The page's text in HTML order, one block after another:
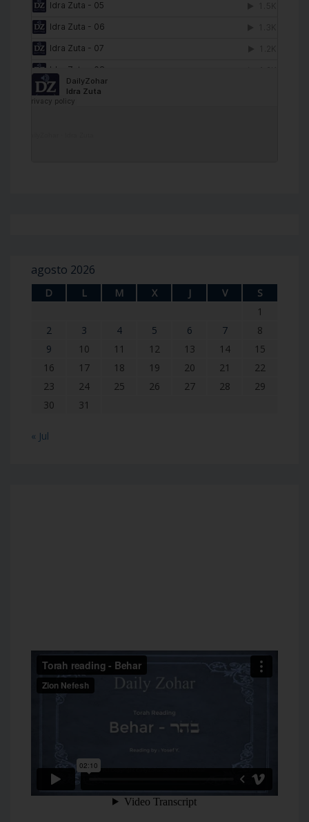
agosto 2026
D L M X J V
S
1
2
3 4 5 6 7
8
9
10 11 12 13 14
15
16
17 18 19 20 21
22
23
24 25 26 27 28
29
30
31
« Jul